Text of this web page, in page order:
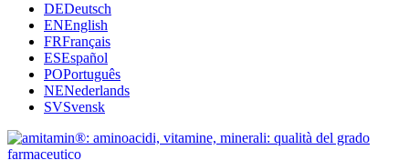
DEDeutsch
ENEnglish
FRFrançais
ESEspañol
POPortuguês
NENederlands
SVSvensk